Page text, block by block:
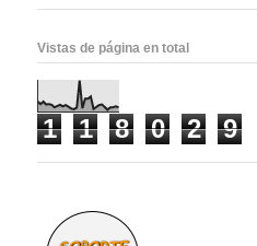
Vistas de página en total
1 1 8 0 2 9